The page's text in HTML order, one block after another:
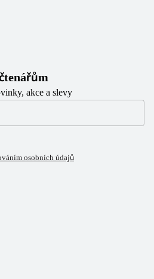
akce a slevy
osobních údajů